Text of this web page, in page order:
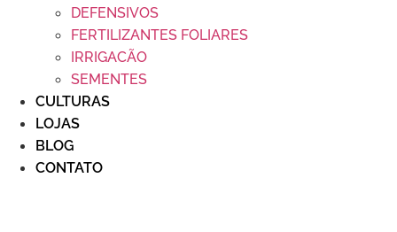
DEFENSIVOS
FERTILIZANTES FOLIARES
IRRIGACÃO
SEMENTES
CULTURAS
LOJAS
BLOG
CONTATO